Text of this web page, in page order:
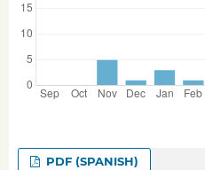
PDF (SPANISH)